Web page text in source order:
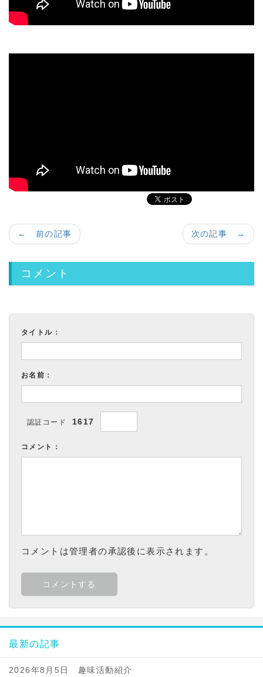
次の記事 →
← 前の記事
コメント
タイトル：
お名前：
認証コード 1617
コメント：
コメントは管理者の承認後に表示されます。
最新の記事
2026年8月5日 趣味活動紹介